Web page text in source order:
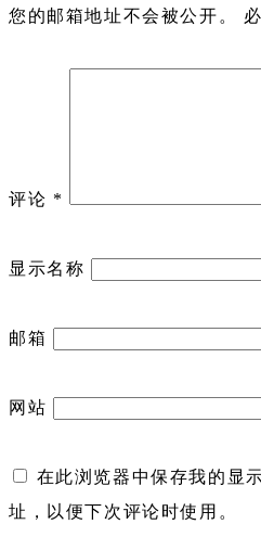
您的邮箱地址不会被公开。
评论 *
显示名称
邮箱
网站
在此浏览器中保存我的显
址，以便下次评论时使用。